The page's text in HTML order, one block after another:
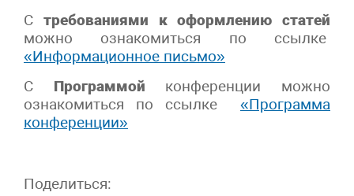
С требованиями к оформлению статей
можно ознакомиться по ссылке
«Информационное письмо»
С Программой конференции можно
ознакомиться по ссылке «Программа
конференции»
Поделиться: